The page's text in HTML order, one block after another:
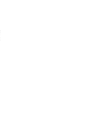
CAR-T 疗